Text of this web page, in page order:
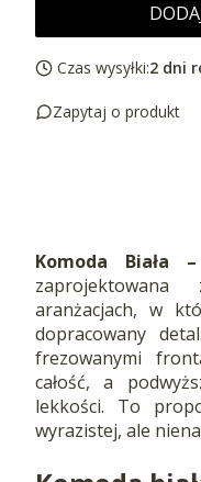
Czas wysyłki:2 dni
Zapytaj o produkt
Komoda Biała
aranżacjach, w
dopracowany
frezowanymi
całość, a
lekkości. To
wyrazistej, ale